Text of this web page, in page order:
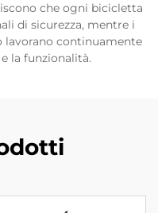
che ogni bicicletta
di sicurezza, mentre i
continuamente
la funzionalità.